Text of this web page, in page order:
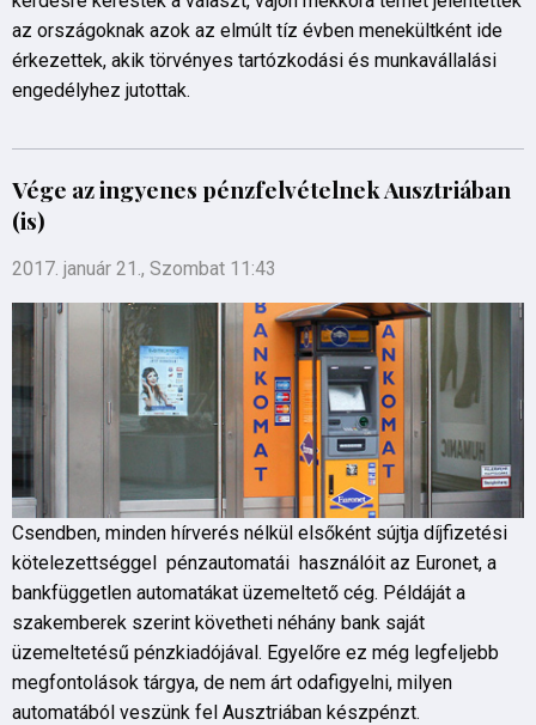
az országoknak azok az elmúlt tíz évben menekültként ide
érkezettek, akik törvényes tartózkodási és munkavállalási
engedélyhez jutottak.
Vége az ingyenes pénzfelvételnek Ausztriában
(is)
2017. január 21., Szombat 11:43
Csendben, minden hírverés nélkül elsőként sújtja díjfizetési
kötelezettséggel pénzautomatái használóit az Euronet, a
bankfüggetlen automatákat üzemeltető cég. Példáját a
szakemberek szerint követheti néhány bank saját
üzemeltetésű pénzkiadójával. Egyelőre ez még legfeljebb
megfontolások tárgya, de nem árt odafigyelni, milyen
automatából veszünk fel Ausztriában készpénzt.